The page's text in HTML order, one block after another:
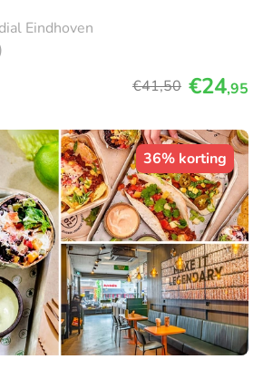
Eindhoven
€41,50 €24,95
36% korting